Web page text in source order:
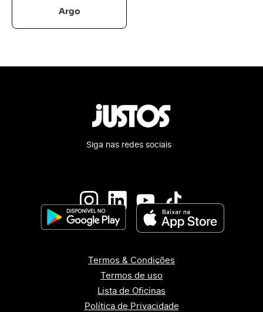
Argo
Siga nas redes sociais
Termos & Condições
Termos de uso
Lista de Oficinas
Política de Privacidade